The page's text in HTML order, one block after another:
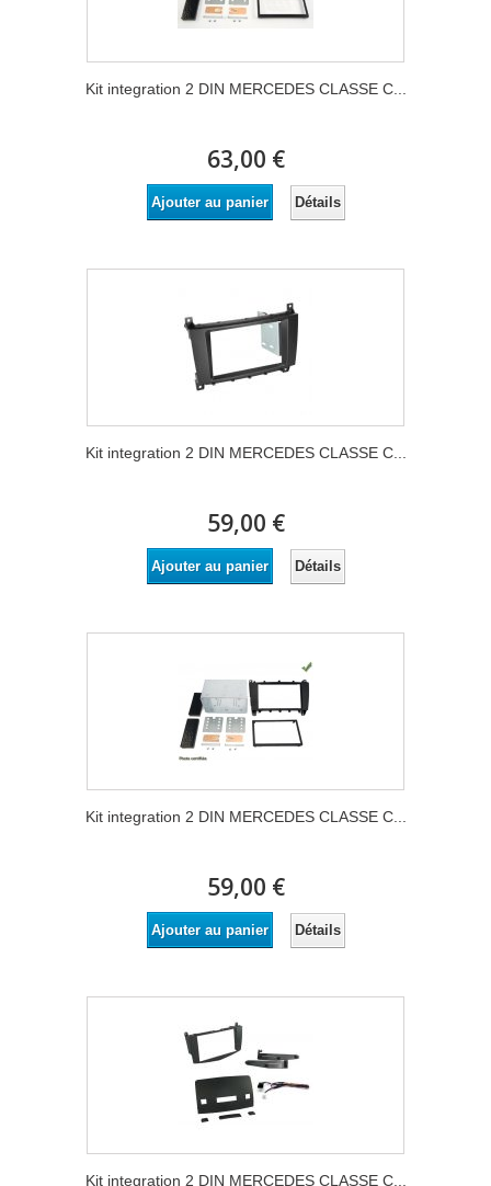
Kit integration 2 DIN MERCEDES CLASSE C...
63,00 €
Ajouter au panier Détails
Kit integration 2 DIN MERCEDES CLASSE C...
59,00 €
Ajouter au panier Détails
Kit integration 2 DIN MERCEDES CLASSE C...
59,00 €
Ajouter au panier Détails
Kit integration 2 DIN MERCEDES CLASSE C...